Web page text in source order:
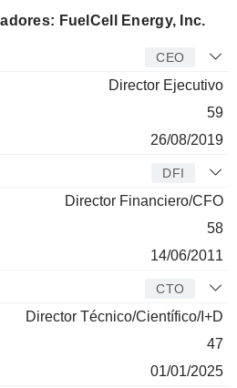
FuelCell Energy, Inc.
CEO
Director Ejecutivo
59
26/08/2019
DFI
Director Financiero/CFO
58
14/06/2011
CTO
Director Técnico/Científico/I+D
47
01/01/2025